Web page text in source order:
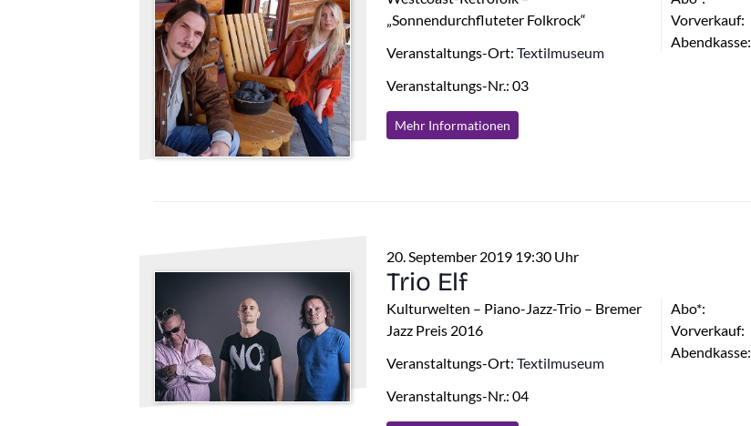
„Sonnendurchfluteter Folkrock“
Veranstaltungs-Ort:Textilmuseum
Veranstaltungs-Nr.: 03
Vorverkauf:
Abendkasse:
Mehr Informationen
20. September 2019 19:30 Uhr
Trio Elf
Kulturwelten – Piano-Jazz-Trio – Bremer
Jazz Preis 2016
Veranstaltungs-Ort:Textilmuseum
Veranstaltungs-Nr.: 04
Abo*:
Vorverkauf:
Abendkasse: